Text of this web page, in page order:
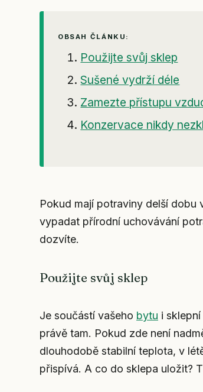
OBSAH ČLÁNKU:
Použijte svůj sklep
Sušené vydrží déle
Zamezte přístupu
Konzervace nikdy
Pokud mají potraviny delší dobu
vypadat přírodní uchovávání
dozvíte.
Použijte svůj sklep
Je součástí vašeho bytu i
právě tam. Pokud zde není
dlouhodobě stabilní teplota, v
přispívá. A co do sklepa uložit?